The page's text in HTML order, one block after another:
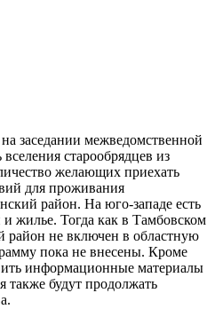
заседании межведомственной
старообрядцев из
желающих приехать
для проживания
район. На юго-западе есть
и жилье. Тогда как в Тамбовском
район не включен в областную
пока не внесены. Кроме
информационные материалы
также будут продолжать